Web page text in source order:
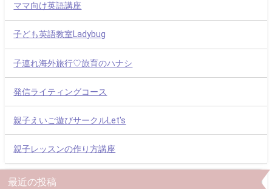
ママ向け英語講座
子ども英語教室Ladybug
子連れ海外旅行♡旅育のハナシ
発信ライティングコース
親子えいご遊びサークルLet's
親子レッスンの作り方講座
最近の投稿